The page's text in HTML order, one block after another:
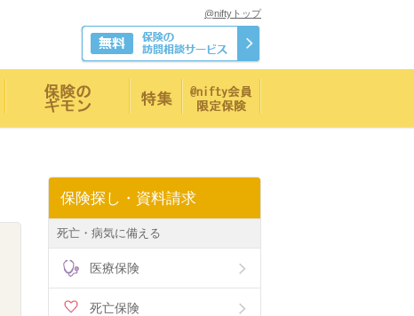
@niftyトップ
保険探し・資料請求
死亡・病気に備える
医療保険
死亡保険